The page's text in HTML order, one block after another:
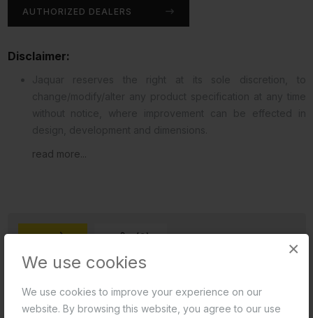
×
We use cookies
We use cookies to improve your experience on our
website. By browsing this website, you agree to our use
AUTHORIZED DEALERS
Disclaimer:
read more...
डाउनलोड समीक्षा (0)
Product 2D CAD